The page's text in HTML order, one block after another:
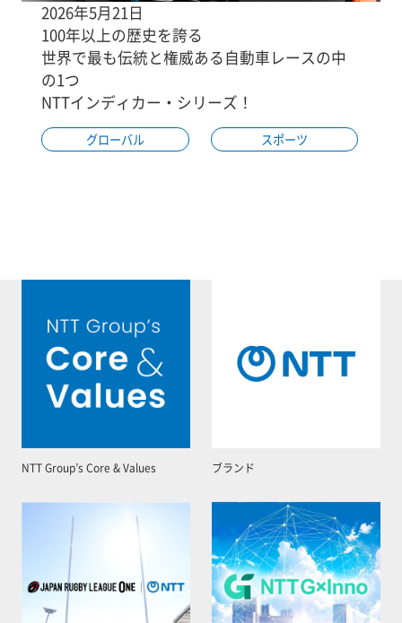
2026年5月21日
100年以上の歴史を誇る
世界で最も伝統と権威ある自動車レースの中
の1つ
NTTインディカー・シリーズ！
グローバル スポーツ
NTT Group’s Core & Values ブランド